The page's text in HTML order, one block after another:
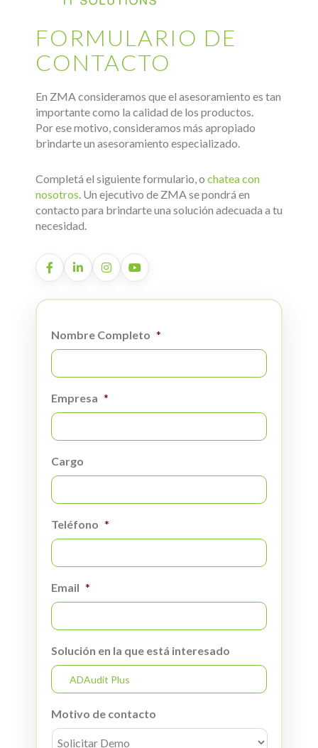
FORMULARIO DE
CONTACTO
En ZMA consideramos que el asesoramiento es tan
importante como la calidad de los productos.
Por ese motivo, consideramos más apropiado
brindarte un asesoramiento especializado.
Completá el siguiente formulario, o chatea con
nosotros. Un ejecutivo de ZMA se pondrá en
contacto para brindarte una solución adecuada a tu
necesidad.
Nombre Completo *
Empresa *
Cargo
Teléfono *
Email *
Solución en la que está interesado
Motivo de contacto